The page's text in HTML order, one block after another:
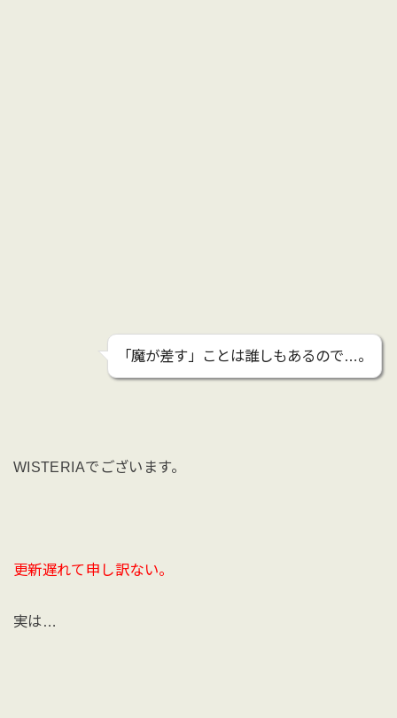
「魔が差す」ことは誰しもあるので…。
WISTERIAでございます。
更新遅れて申し訳ない。
実は…